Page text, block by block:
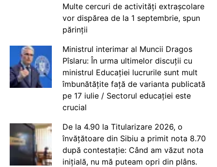
Multe cercuri de activități extrașcolare
vor dispărea de la 1 septembrie, spun
părinții
Ministrul interimar al Muncii Dragos
Pîslaru: În urma ultimelor discuții cu
ministrul Educației lucrurile sunt mult
îmbunătățite față de varianta publicată
pe 17 iulie / Sectorul educației este
crucial
De la 4.90 la Titularizare 2026, o
învățătoare din Sibiu a primit nota 8.70
după contestație: Când am văzut nota
inițială, nu mă puteam opri din plâns.